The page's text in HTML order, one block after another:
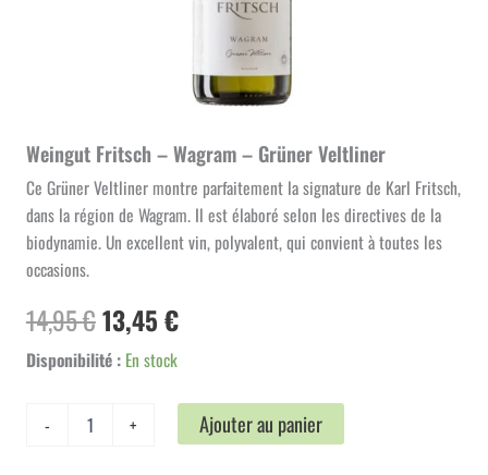
Weingut Fritsch – Wagram – Grüner Veltliner
Ce Grüner Veltliner montre parfaitement la signature de Karl Fritsch,
dans la région de Wagram. Il est élaboré selon les directives de la
biodynamie. Un excellent vin, polyvalent, qui convient à toutes les
occasions.
14,95€Le
prix
13,45 €Le
prix
actuel
est :
Disponibilité : En stock
- + Ajouter au panier